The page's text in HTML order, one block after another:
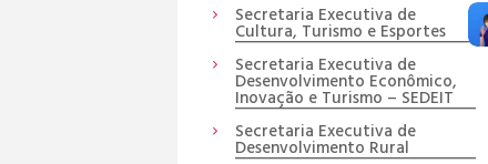
Secretaria Executiva de
Cultura, Turismo e Esportes
Secretaria Executiva de
Desenvolvimento Econômico,
Inovação e Turismo – SEDEIT
Secretaria Executiva de
Desenvolvimento Rural